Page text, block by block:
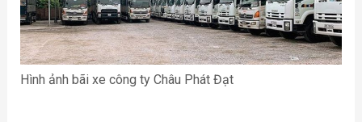
Hình ảnh bãi xe công ty Châu Phát Đạt